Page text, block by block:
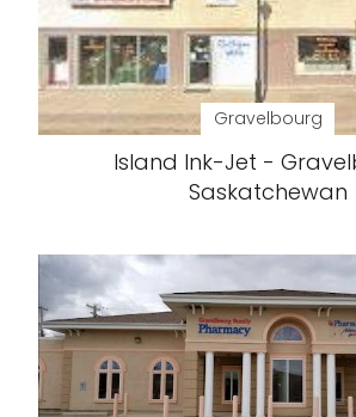
Gravelbourg
Island Ink-Jet -
Saskatchewan